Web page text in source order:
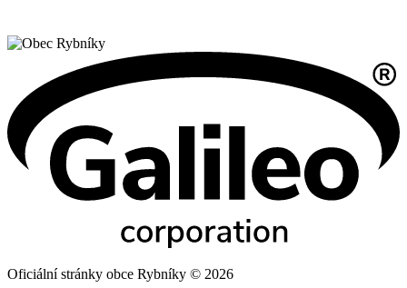
Oficiální stránky obce Rybníky © 2026